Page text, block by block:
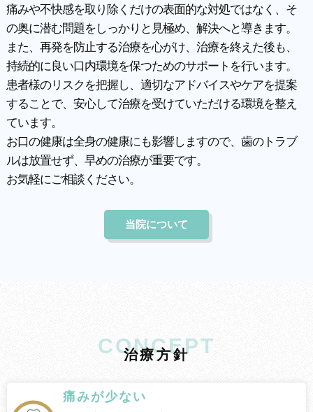
痛みや不快感を取り除くだけの表面的な対処ではなく、そ
の奥に潜む問題をしっかりと見極め、解決へと導きます。
また、再発を防止する治療を心がけ、治療を終えた後も、
持続的に良い口内環境を保つためのサポートを行います。
患者様のリスクを把握し、適切なアドバイスやケアを提案
することで、安心して治療を受けていただける環境を整え
ています。
お口の健康は全身の健康にも影響しますので、歯のトラブ
ルは放置せず、早めの治療が重要です。
お気軽にご相談ください。
当院について
治療方針
CONCEPT
痛みが少ない